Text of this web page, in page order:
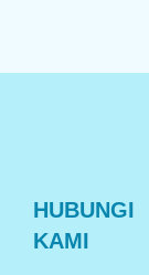
HUBUNGI
KAMI